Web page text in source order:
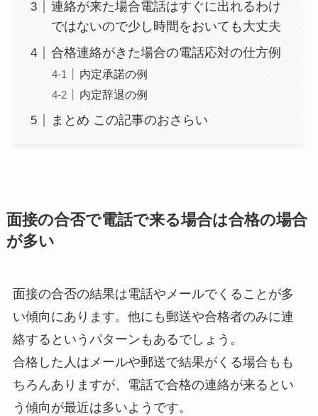
連絡が来た場合電話はすぐに出れるわけ
ではないので少し時間をおいても大丈夫
合格連絡がきた場合の電話応対の仕方例
内定承諾の例
内定辞退の例
まとめ この記事のおさらい
面接の合否で電話で来る場合は合格の場合
が多い
面接の合否の結果は電話やメールでくることが多
い傾向にあります。他にも郵送や合格者のみに連
絡するというパターンもあるでしょう。
合格した人はメールや郵送で結果がくる場合もも
ちろんありますが、電話で合格の連絡が来るとい
う傾向が最近は多いようです。